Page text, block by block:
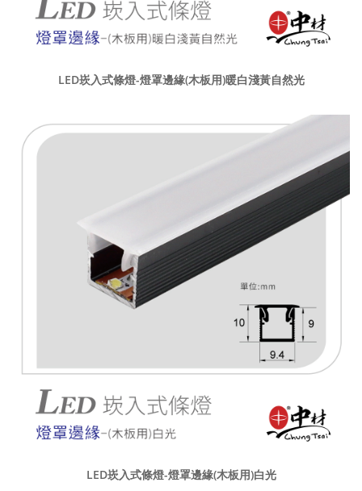
LED崁入式條燈-燈罩邊緣(木板用)暖白淺黃自然光
LED崁入式條燈-燈罩邊緣(木板用)白光